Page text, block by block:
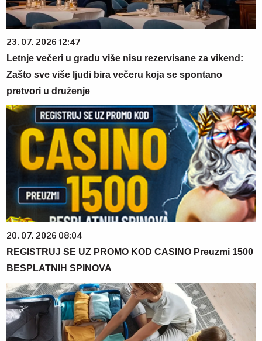
23. 07. 2026 12:47
Letnje večeri u gradu više nisu rezervisane za vikend:
Zašto sve više ljudi bira večeru koja se spontano
pretvori u druženje
20. 07. 2026 08:04
REGISTRUJ SE UZ PROMO KOD CASINO Preuzmi 1500
BESPLATNIH SPINOVA